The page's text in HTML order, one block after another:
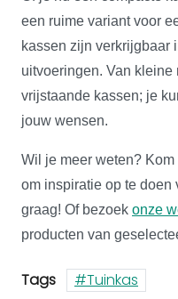
een ruime variant voor
kassen zijn verkrijgbaar
uitvoeringen. Van kleine
vrijstaande kassen; je
jouw wensen.
Wil je meer weten?
om inspiratie op te doen
graag! Of bezoek onze
producten van
Tags Tuinkas